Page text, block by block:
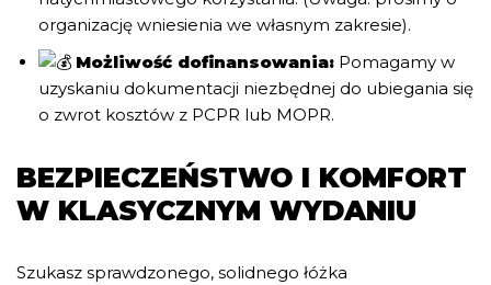
organizację wniesienia we własnym zakresie). ​
Możliwość dofinansowania: Pomagamy w
uzyskaniu dokumentacji niezbędnej do ubiegania się
o zwrot kosztów z PCPR lub MOPR.
BEZPIECZEŃSTWO I KOMFORT
W KLASYCZNYM WYDANIU
Szukasz sprawdzonego, solidnego łóżka